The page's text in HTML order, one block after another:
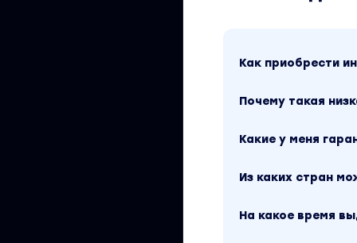
Анализ текущей
желаемую точку
появилось в
Как приобрести
Почему такая
Какие у меня
Из каких стран
На какое время